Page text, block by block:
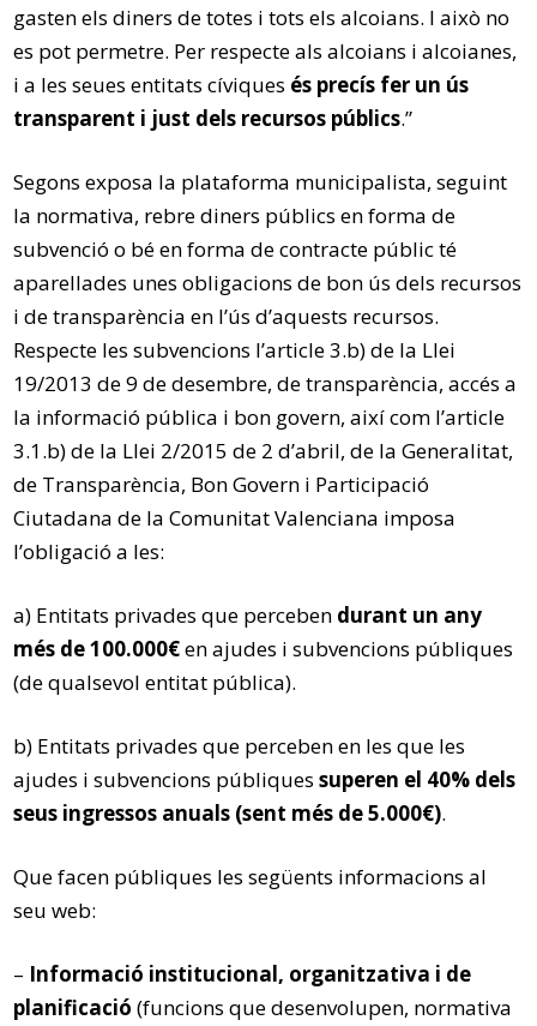
gasten els diners de totes i tots els alcoians. I això no
es pot permetre. Per respecte als alcoians i alcoianes,
i a les seues entitats cíviques és precís fer un ús
transparent i just dels recursos públics.”
Segons exposa la plataforma municipalista, seguint
la normativa, rebre diners públics en forma de
subvenció o bé en forma de contracte públic té
aparellades unes obligacions de bon ús dels recursos
i de transparència en l’ús d’aquests recursos.
Respecte les subvencions l’article 3.b) de la Llei
19/2013 de 9 de desembre, de transparència, accés a
la informació pública i bon govern, així com l’article
3.1.b) de la Llei 2/2015 de 2 d’abril, de la Generalitat,
de Transparència, Bon Govern i Participació
Ciutadana de la Comunitat Valenciana imposa
l’obligació a les:
a) Entitats privades que perceben durant un any
més de 100.000€en ajudes i subvencions públiques
(de qualsevol entitat pública).
b) Entitats privades que perceben en les que les
ajudes i subvencions públiquessuperen el 40% dels
seus ingressos anuals (sent més de 5.000€).
Que facen públiques les següents informacions al
seu web:
– Informació institucional, organitzativa i de
planificació (funcions que desenvolupen, normativa